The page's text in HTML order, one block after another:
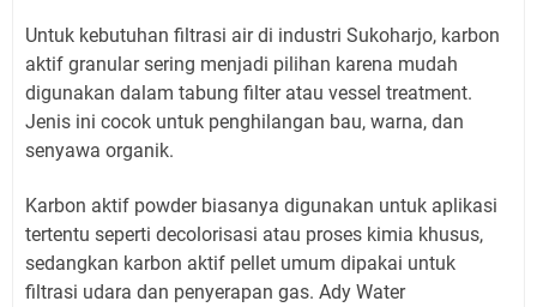
Untuk kebutuhan filtrasi air di industri Sukoharjo, karbon
aktif granular sering menjadi pilihan karena mudah
digunakan dalam tabung filter atau vessel treatment.
Jenis ini cocok untuk penghilangan bau, warna, dan
senyawa organik.
Karbon aktif powder biasanya digunakan untuk aplikasi
tertentu seperti decolorisasi atau proses kimia khusus,
sedangkan karbon aktif pellet umum dipakai untuk
filtrasi udara dan penyerapan gas. Ady Water